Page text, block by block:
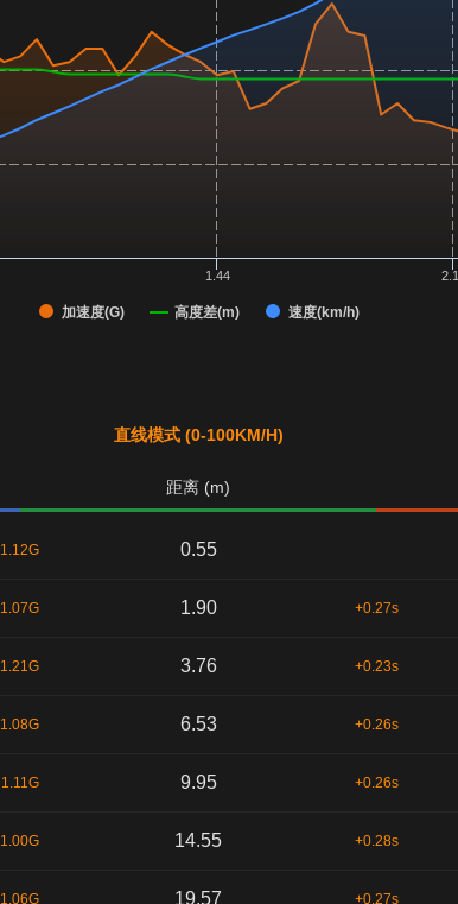
加速度(G) 高度差(m) 速度(km/h)
1.44
直线模式 (0-100KM/H)
距离 (m)
1.12G 0.55
1.07G 1.90 +0.27s
1.21G 3.76 +0.23s
1.08G 6.53 +0.26s
1.11G 9.95 +0.26s
1.00G 14.55 +0.28s
1.06G 19.57 +0.27s